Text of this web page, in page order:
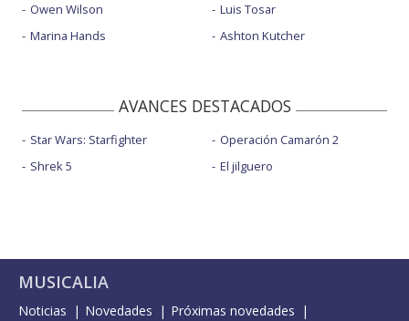
Owen Wilson
Marina Hands
Luis Tosar
Ashton Kutcher
AVANCES DESTACADOS
Star Wars: Starfighter
Shrek 5
Operación Camarón 2
El jilguero
MUSICALIA
Noticias Novedades
Próximas novedades